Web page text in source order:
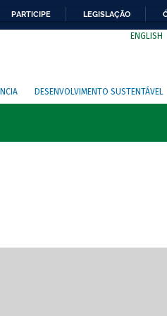
PARTICIPE LEGISLAÇÃO
ENGLISH
DESENVOLVIMENTO SUSTENTÁVEL
de